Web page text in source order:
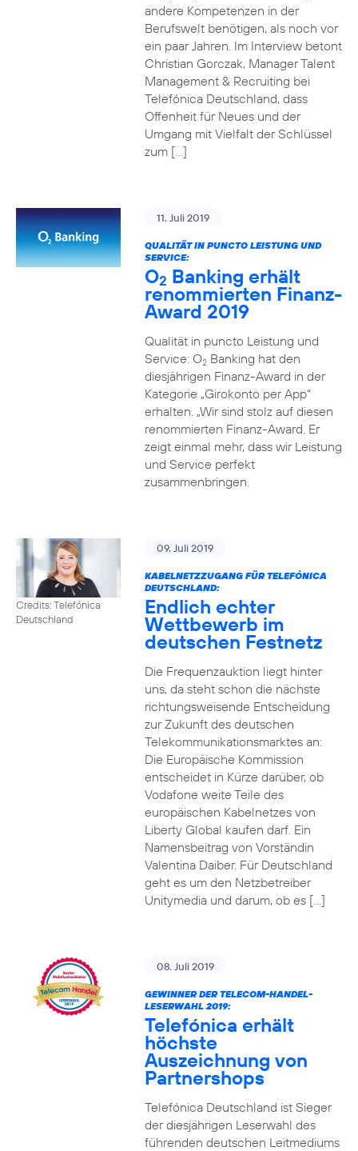
andere Kompetenzen in der
Berufswelt benötigen, als noch vor
ein paar Jahren. Im Interview betont
Christian Gorczak, Manager Talent
Management & Recruiting bei
Telefónica Deutschland, dass
Offenheit für Neues und der
Umgang mit Vielfalt der Schlüssel
zum […]
11. Juli 2019
QUALITÄT IN PUNCTO LEISTUNG UND
SERVICE:
O2 Banking erhält
renommierten Finanz-
Award 2019
Qualität in puncto Leistung und
Service: O2Banking hat den
diesjährigen Finanz-Award in der
Kategorie „Girokonto per App“
erhalten. „Wir sind stolz auf diesen
renommierten Finanz-Award. Er
zeigt einmal mehr, dass wir Leistung
und Service perfekt
zusammenbringen.
Credits: Telefónica
Deutschland
09. Juli 2019
KABELNETZZUGANG FÜR TELEFÓNICA
DEUTSCHLAND:
Endlich echter
Wettbewerb im
deutschen Festnetz
Die Frequenzauktion liegt hinter
uns, da steht schon die nächste
richtungsweisende Entscheidung
zur Zukunft des deutschen
Telekommunikationsmarktes an:
Die Europäische Kommission
entscheidet in Kürze darüber, ob
Vodafone weite Teile des
europäischen Kabelnetzes von
Liberty Global kaufen darf. Ein
Namensbeitrag von Vorständin
Valentina Daiber. Für Deutschland
geht es um den Netzbetreiber
Unitymedia und darum, ob es […]
08. Juli 2019
GEWINNER DER TELECOM-HANDEL-
LESERWAHL 2019:
Telefónica erhält
höchste
Auszeichnung von
Partnershops
Telefónica Deutschland ist Sieger
der diesjährigen Leserwahl des
führenden deutschen Leitmediums